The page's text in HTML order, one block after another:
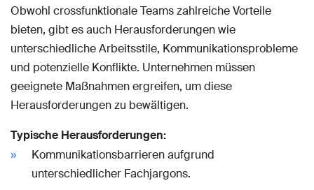
Obwohl crossfunktionale Teams zahlreiche Vorteile
bieten, gibt es auch Herausforderungen wie
unterschiedliche Arbeitsstile, Kommunikationsprobleme
und potenzielle Konflikte. Unternehmen müssen
geeignete Maßnahmen ergreifen, um diese
Herausforderungen zu bewältigen.
Typische Herausforderungen:
Kommunikationsbarrieren aufgrund
unterschiedlicher Fachjargons.